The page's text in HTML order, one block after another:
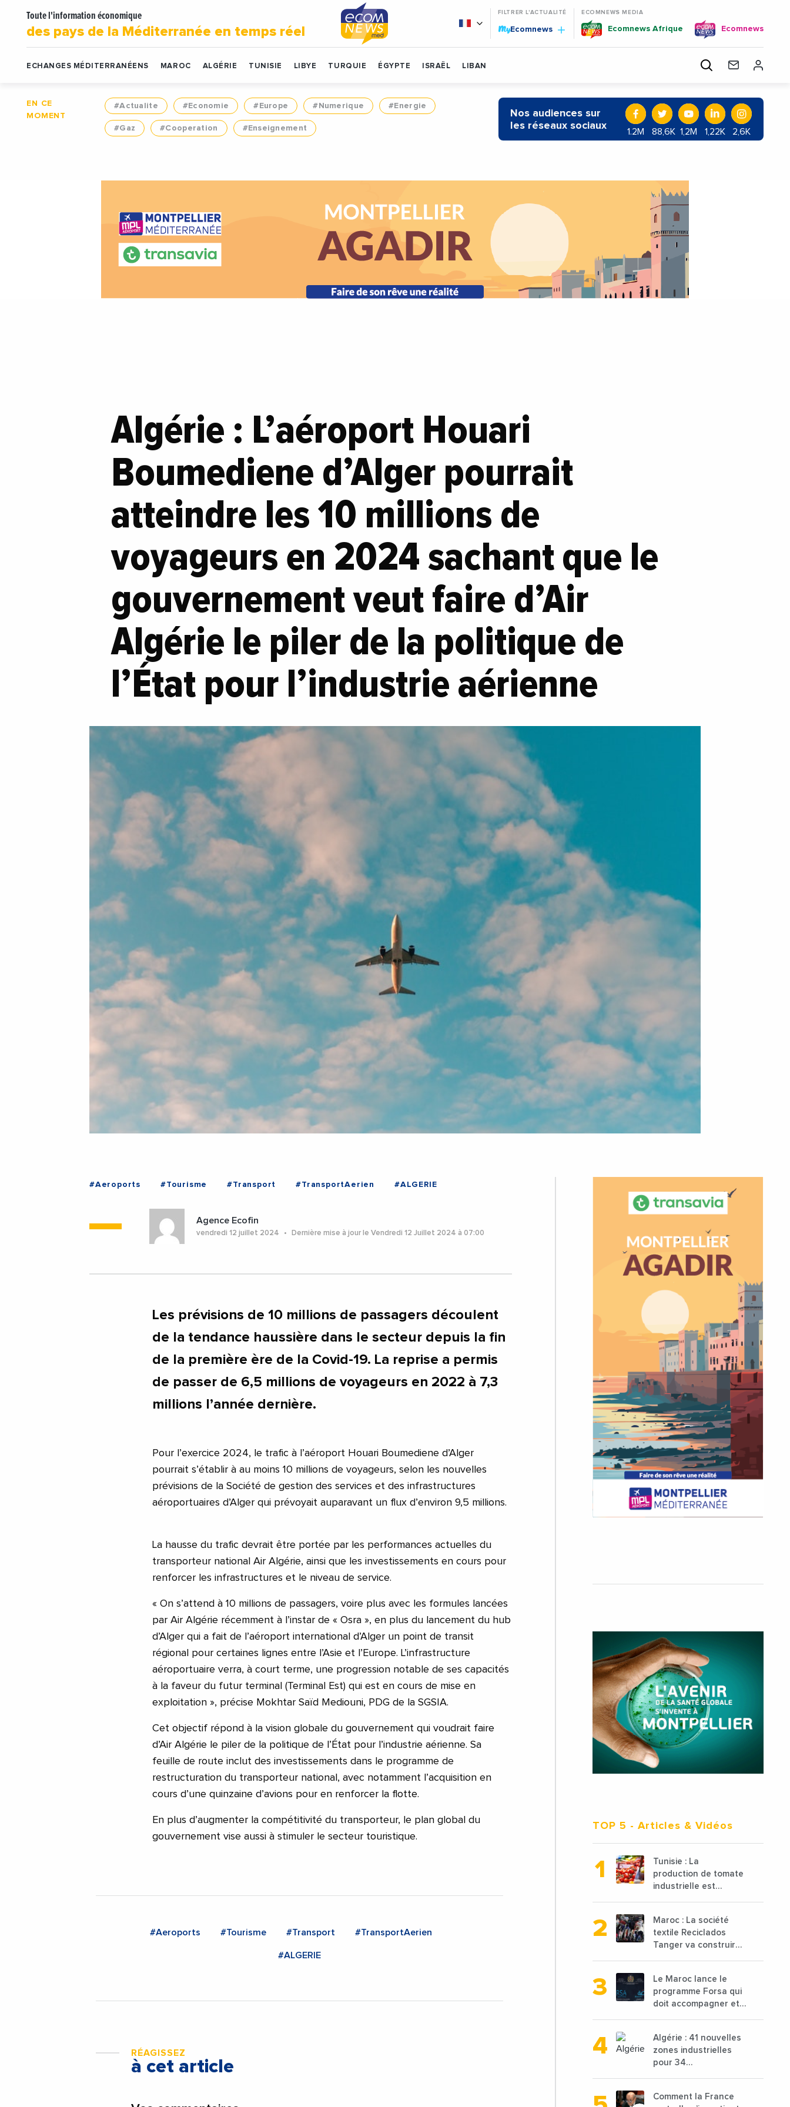
Toute l'information économique
des pays de la Méditerranée en temps réel
FILTRER L'ACTUALITÉ
MyEcomnews
ECOMNEWS MEDIA
Ecomnews Afrique Ecomnews
ECHANGES MÉDITERRANÉENS MAROC ALGÉRIE TUNISIE LIBYE TURQUIE ÉGYPTE ISRAËL LIBAN
EN CE
MOMENT
#Actualite #Economie #Europe #Numerique #Energie
#Gaz #Cooperation #Enseignement
Nos audiences sur
les réseaux sociaux
1.2M 88,6K 1,2M 1,22K 2,6K
Algérie : L’aéroport Houari
Boumediene d’Alger pourrait
atteindre les 10 millions de
voyageurs en 2024 sachant que le
gouvernement veut faire d’Air
Algérie le piler de la politique de
l’État pour l’industrie aérienne
#Aeroports #Tourisme #Transport #TransportAerien #ALGERIE
Agence Ecofin
vendredi 12 juillet 2024 Dernière mise à jour le Vendredi 12 Juillet 2024 à 07:00
Les prévisions de 10 millions de passagers découlent
de la tendance haussière dans le secteur depuis la fin
de la première ère de la Covid-19. La reprise a permis
de passer de 6,5 millions de voyageurs en 2022 à 7,3
millions l’année dernière.
Pour l’exercice 2024, le trafic à l’aéroport Houari Boumediene d’Alger
pourrait s’établir à au moins 10 millions de voyageurs, selon les nouvelles
prévisions de la Société de gestion des services et des infrastructures
aéroportuaires d’Alger qui prévoyait auparavant un flux d’environ 9,5 millions.
La hausse du trafic devrait être portée par les performances actuelles du
transporteur national Air Algérie, ainsi que les investissements en cours pour
renforcer les infrastructures et le niveau de service.
« On s’attend à 10 millions de passagers, voire plus avec les formules lancées
par Air Algérie récemment à l’instar de « Osra », en plus du lancement du hub
d’Alger qui a fait de l’aéroport international d’Alger un point de transit
régional pour certaines lignes entre l’Asie et l’Europe. L’infrastructure
aéroportuaire verra, à court terme, une progression notable de ses capacités
à la faveur du futur terminal (Terminal Est) qui est en cours de mise en
exploitation », précise Mokhtar Saïd Mediouni, PDG de la SGSIA.
Cet objectif répond à la vision globale du gouvernement qui voudrait faire
d’Air Algérie le piler de la politique de l’État pour l’industrie aérienne. Sa
feuille de route inclut des investissements dans le programme de
restructuration du transporteur national, avec notamment l’acquisition en
cours d’une quinzaine d’avions pour en renforcer la flotte.
En plus d’augmenter la compétitivité du transporteur, le plan global du
gouvernement vise aussi à stimuler le secteur touristique.
#Aeroports #Tourisme #Transport #TransportAerien
#ALGERIE
RÉAGISSEZ
à cet article
TOP 5 - Articles & Vidéos
Tunisie : La
production de tomate
industrielle est
baisse de 15%
Maroc : La société
textile Reciclados
Tanger va construire
traiter les déchets
textiles
Le Maroc lance le
programme Forsa qui
doit accompagner et
avec une enveloppe
de 1,25 milliard de
dirhams
Algérie : 41 nouvelles
zones industrielles
pour 34
Comment la France